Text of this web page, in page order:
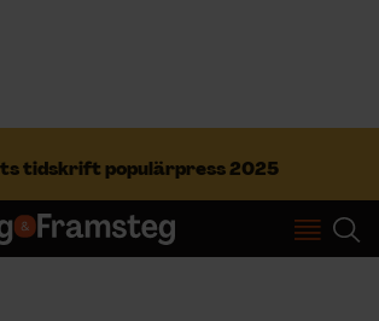
tidskrift populärpress 2025
Prenumerera